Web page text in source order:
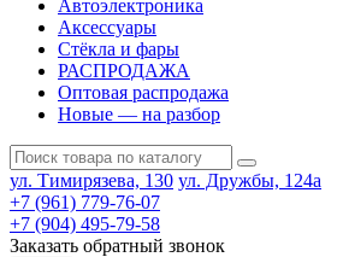
Автоэлектроника
Аксессуары
Стёкла и фары
РАСПРОДАЖА
Оптовая распродажа
Новые — на разбор
ул. Тимирязева, 130 ул. Дружбы, 124а
+7 (961) 779-76-07
+7 (904) 495-79-58
Заказать обратный звонок